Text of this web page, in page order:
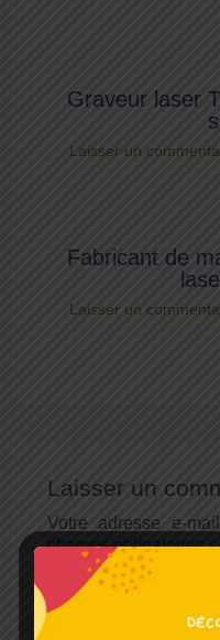
Graveur laser
Laisser un
Fabricant de
Laisser un
Laisser un
Votre adresse e-
champs obligatoires
Écrivez
ici…